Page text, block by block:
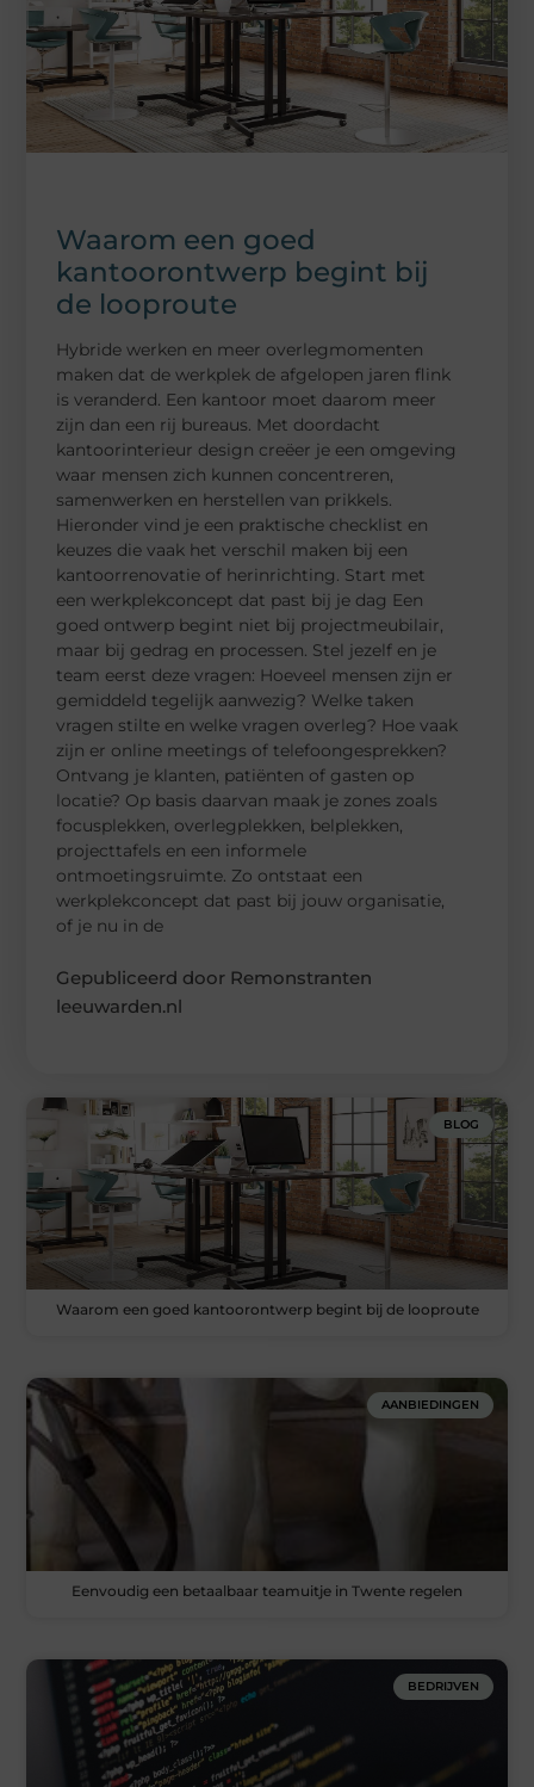
Waarom een goed
kantoorontwerp begint bij
de looproute
Hybride werken en meer overlegmomenten
maken dat de werkplek de afgelopen jaren flink
is veranderd. Een kantoor moet daarom meer
zijn dan een rij bureaus. Met doordacht
kantoorinterieur design creëer je een omgeving
waar mensen zich kunnen concentreren,
samenwerken en herstellen van prikkels.
Hieronder vind je een praktische checklist en
keuzes die vaak het verschil maken bij een
kantoorrenovatie of herinrichting. Start met
een werkplekconcept dat past bij je dag Een
goed ontwerp begint niet bij projectmeubilair,
maar bij gedrag en processen. Stel jezelf en je
team eerst deze vragen: Hoeveel mensen zijn er
gemiddeld tegelijk aanwezig? Welke taken
vragen stilte en welke vragen overleg? Hoe vaak
zijn er online meetings of telefoongesprekken?
Ontvang je klanten, patiënten of gasten op
locatie? Op basis daarvan maak je zones zoals
focusplekken, overlegplekken, belplekken,
projecttafels en een informele
ontmoetingsruimte. Zo ontstaat een
werkplekconcept dat past bij jouw organisatie,
of je nu in de
Gepubliceerd door Remonstranten
leeuwarden.nl
BLOG
Waarom een goed kantoorontwerp begint bij de looproute
AANBIEDINGEN
Eenvoudig een betaalbaar teamuitje in Twente regelen
BEDRIJVEN